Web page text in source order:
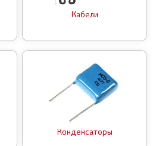
Кабели
Конденсаторы